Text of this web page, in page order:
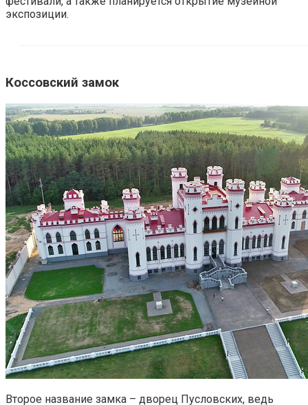
экспозиции.
Коссовский замок
Второе название замка – дворец Пусловских, ведь